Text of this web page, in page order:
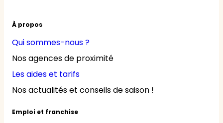
À propos
Qui sommes-nous ?
Nos agences de proximité
Les aides et tarifs
Nos actualités et conseils de saison !
Emploi et franchise